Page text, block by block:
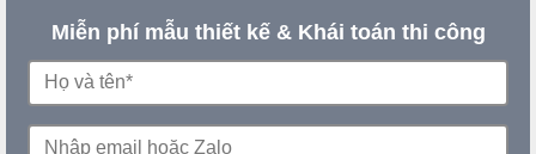
Miễn phí mẫu thiết kế & Khái toán thi công